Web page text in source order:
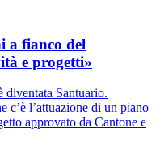
a fianco del
e progetti»
diventata Santuario.
c’è l’attuazione di un piano
approvato da Cantone e